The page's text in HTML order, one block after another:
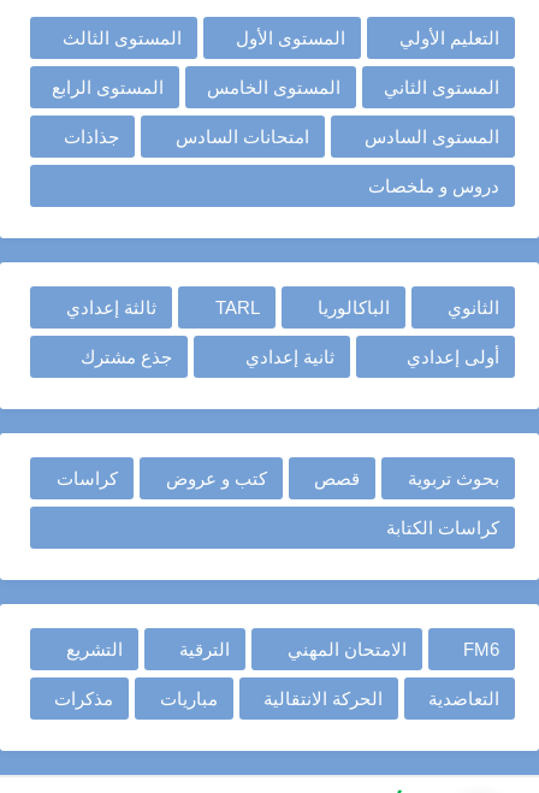
التعليم الأولي المستوى الأول المستوى الثالث
المستوى الثاني المستوى الخامس المستوى الرابع
المستوى السادس امتحانات السادس جذاذات
دروس و ملخصات
الثانوي الباكالوريا TARL ثالثة إعدادي
أولى إعدادي ثانية إعدادي جذع مشترك
بحوث تربوية قصص كتب و عروض كراسات
كراسات الكتابة
FM6 الامتحان المهني الترقية التشريع
التعاضدية الحركة الانتقالية مباريات مذكرات